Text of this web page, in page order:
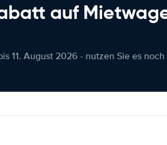
auf
11. August 2026 - nutzen Sie es noch